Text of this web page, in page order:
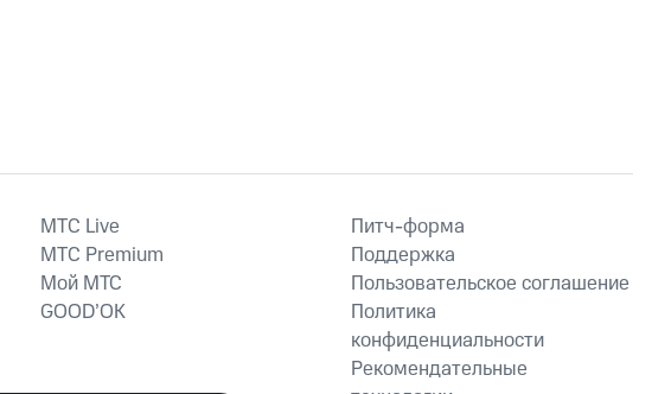
MTС Live
MTС Premium
Мой МТС
GOOD’OK
Питч-форма
Поддержка
Пользовательское соглашение
Политика
конфиденциальности
Рекомендательные